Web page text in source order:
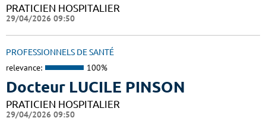
PRATICIEN HOSPITALIER
29/04/2026 09:50
PROFESSIONNELS DE SANTÉ
relevance: 100%
Docteur LUCILE PINSON
PRATICIEN HOSPITALIER
29/04/2026 09:50